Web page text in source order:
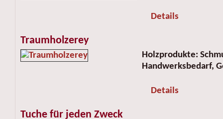
Details
Traumholzerey
Holzprodukte:
Handwerksbedarf,
Details
Tuche für jeden Zweck